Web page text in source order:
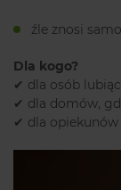
źle znosi
Dla kogo?
✔ dla osób
✔ dla domów,
✔ dla